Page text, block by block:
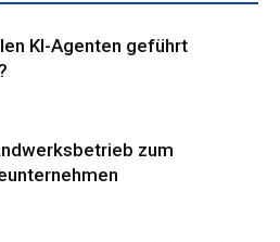
KI-Agenten geführt
zum